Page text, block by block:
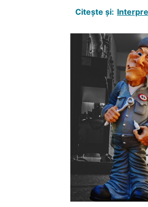
Citește și: